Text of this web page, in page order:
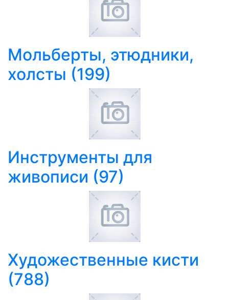
Мольберты, этюдники,
холсты (199)
Инструменты для
живописи (97)
Художественные кисти
(788)